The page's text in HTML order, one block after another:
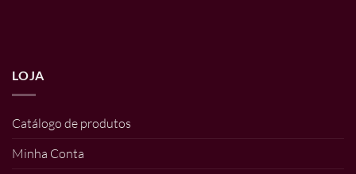
LOJA
Catálogo de produtos
Minha Conta